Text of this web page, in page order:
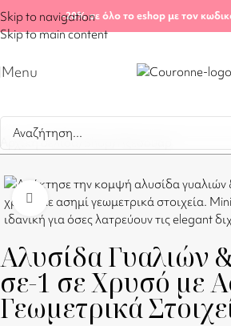
Skip to navigation
Skip to main content
-20%σε όλο το eshop με τον
Menu
Αρχική σελίδα
Click to enlarge
Αλυσίδα Γυαλιών
σε-1 σε Χρυσό με
Γεωμετρικά